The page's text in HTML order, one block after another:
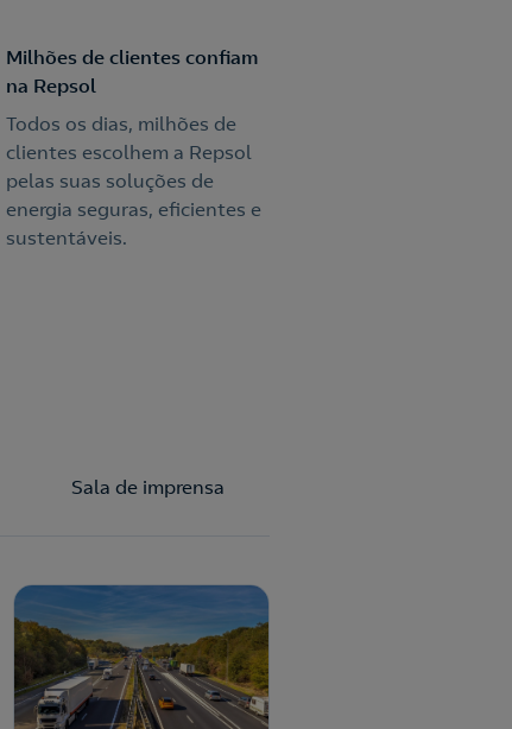
Milhões de clientes confiam
na Repsol
Todos os dias, milhões de
clientes escolhem a Repsol
pelas suas soluções de
energia seguras, eficientes e
sustentáveis.
Sala de imprensa